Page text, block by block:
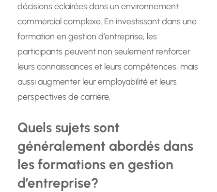
décisions éclairées dans un environnement
commercial complexe. En investissant dans une
formation en gestion d’entreprise, les
participants peuvent non seulement renforcer
leurs connaissances et leurs compétences, mais
aussi augmenter leur employabilité et leurs
perspectives de carrière.
Quels sujets sont
généralement abordés dans
les formations en gestion
d’entreprise?